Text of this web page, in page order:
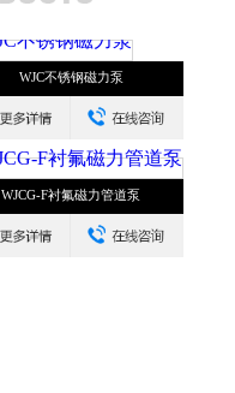
WJC不锈钢磁力泵
WJCG-F衬氟磁力管道泵